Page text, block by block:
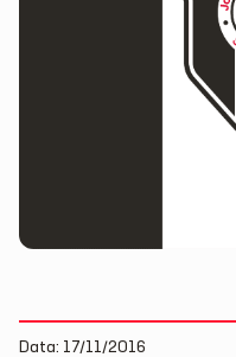
Data: 17/11/2016